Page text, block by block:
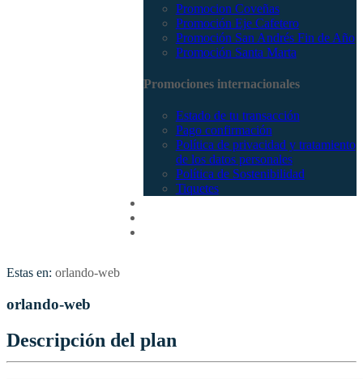
Promocion Coveñas
Promoción Eje Cafetero
Promoción San Andrés Fin de Año
Promoción Santa Marta
Promociones internacionales
Estado de tu transacción
Pago confirmación
Política de privacidad y tratamiento
de los datos personales
Política de Sostenibilidad
Tiquetes
Estas en: orlando-web
orlando-web
Descripción del plan